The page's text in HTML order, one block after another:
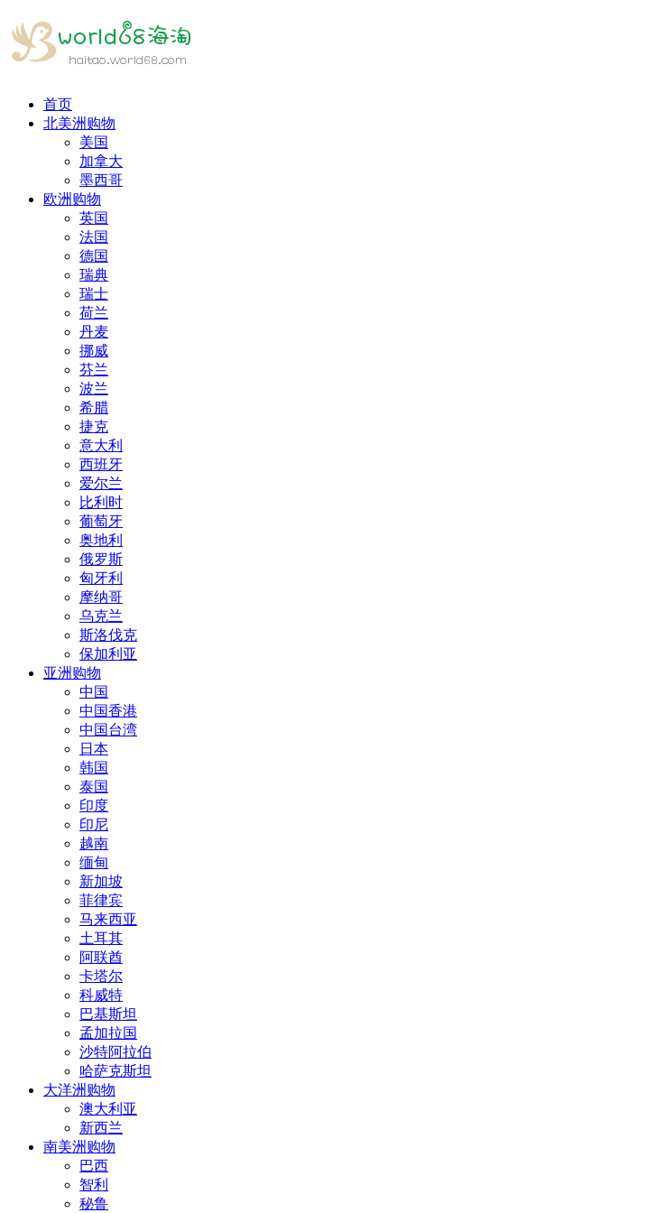
首页
北美洲购物
美国
加拿大
墨西哥
欧洲购物
英国
法国
德国
瑞典
瑞士
荷兰
丹麦
挪威
芬兰
波兰
希腊
捷克
意大利
西班牙
爱尔兰
比利时
葡萄牙
奥地利
俄罗斯
匈牙利
摩纳哥
乌克兰
斯洛伐克
保加利亚
亚洲购物
中国
中国香港
中国台湾
日本
韩国
泰国
印度
印尼
越南
缅甸
新加坡
菲律宾
马来西亚
土耳其
阿联酋
卡塔尔
科威特
巴基斯坦
孟加拉国
沙特阿拉伯
哈萨克斯坦
大洋洲购物
澳大利亚
新西兰
南美洲购物
巴西
智利
秘鲁